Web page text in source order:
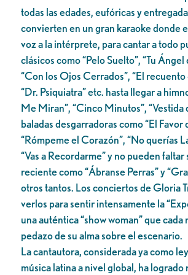
todas las edades, eufóricas y
convierten en un gran karaoke donde
voz a la intérprete, para cantar a todo
clásicos como “Pelo Suelto”, “Tu Ángel
“Con los Ojos Cerrados”, “El recuento
“Dr. Psiquiatra” etc. hasta llegar a
Me Miran”, “Cinco Minutos”, “Vestida
baladas desgarradoras como “El Favor
“Rómpeme el Corazón”, “No querías
“Vas a Recordarme” y no pueden faltar
reciente como “Ábranse Perras” y
otros tantos. Los conciertos de Gloria
verlos para sentir intensamente la
una auténtica “show woman” que cada
pedazo de su alma sobre el escenario.
La cantautora, considerada ya como
música latina a nivel global, ha logrado